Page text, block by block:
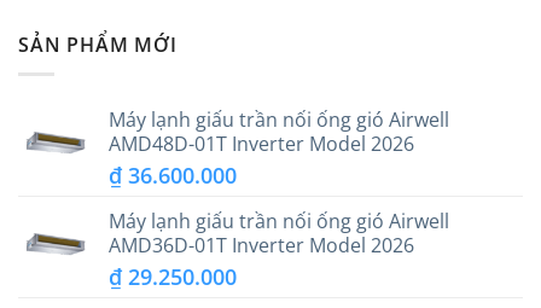
SẢN PHẨM MỚI
Máy lạnh giấu trần nối ống gió Airwell
AMD48D-01T Inverter Model 2026
₫ 36.600.000
Máy lạnh giấu trần nối ống gió Airwell
AMD36D-01T Inverter Model 2026
₫ 29.250.000